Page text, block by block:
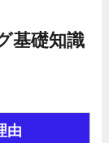
基礎知識
由